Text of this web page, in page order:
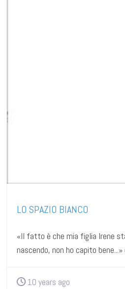
LO SPAZIO BIANCO
«Il fatto è che mia figlia Irene
nascendo, non ho capito
10 years ago